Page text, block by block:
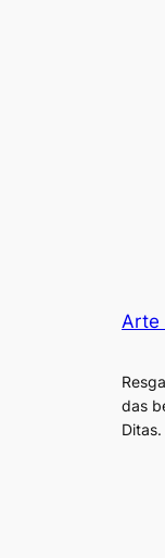
Arte
das
Ditas.